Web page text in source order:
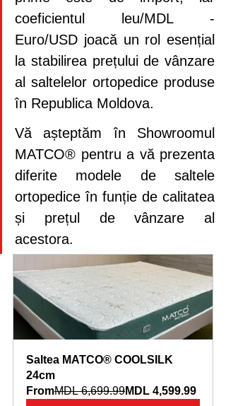
coeficientul leu/MDL -
Euro/USD joacă un rol esențial
la stabilirea prețului de vânzare
al saltelelor ortopedice produse
în Republica Moldova.
Vă așteptăm în Showroomul
MATCO® pentru a vă prezenta
diferite modele de saltele
ortopedice în funție de calitatea
și prețul de vânzare al
acestora.
Saltea MATCO® COOLSILK
24cm
FromMDL 6,699.99MDL 4,599.99